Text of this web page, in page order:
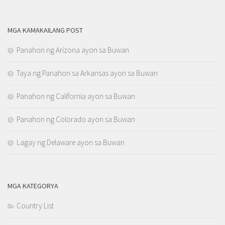
MGA KAMAKAILANG POST
Panahon ng Arizona ayon sa Buwan
Taya ng Panahon sa Arkansas ayon sa Buwan
Panahon ng California ayon sa Buwan
Panahon ng Colorado ayon sa Buwan
Lagay ng Delaware ayon sa Buwan
MGA KATEGORYA
Country List